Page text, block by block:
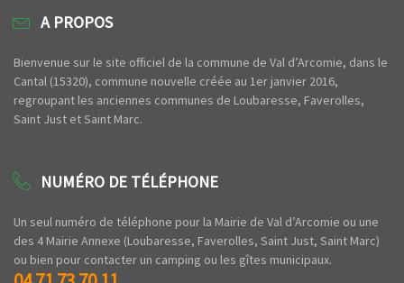
A PROPOS
Bienvenue sur le site officiel de la commune de Val d’Arcomie, dans le
Cantal (15320), commune nouvelle créée au 1er janvier 2016,
regroupant les anciennes communes de Loubaresse, Faverolles,
Saint Just et Saint Marc.
NUMÉRO DE TÉLÉPHONE
Un seul numéro de téléphone pour la Mairie de Val d’Arcomie ou une
des 4 Mairie Annexe (Loubaresse, Faverolles, Saint Just, Saint Marc)
ou bien pour contacter un camping ou les gîtes municipaux.